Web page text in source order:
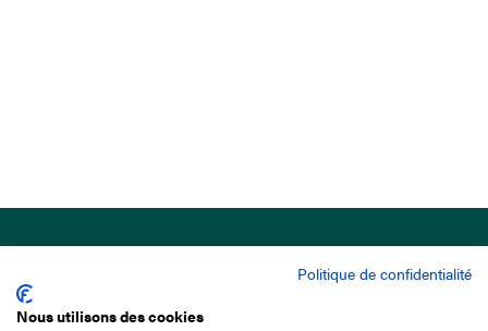
Politique de confidentialité
Nous utilisons des cookies